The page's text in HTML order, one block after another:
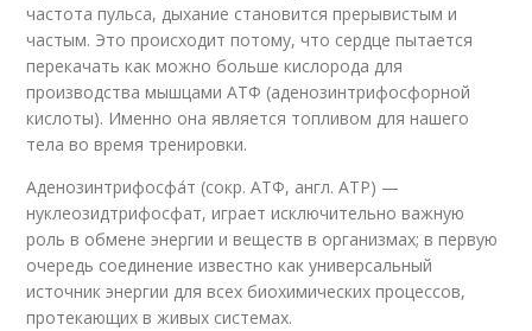
частота пульса, дыхание становится прерывистым и
частым. Это происходит потому, что сердце пытается
перекачать как можно больше кислорода для
производства мышцами АТФ (аденозинтрифосфорной
кислоты). Именно она является топливом для нашего
тела во время тренировки.
Аденозинтрифосфа́т (сокр. АТФ, англ. АТР) —
нуклеозидтрифосфат, играет исключительно важную
роль в обмене энергии и веществ в организмах; в первую
очередь соединение известно как универсальный
источник энергии для всех биохимических процессов,
протекающих в живых системах.